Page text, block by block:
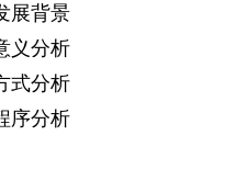
展背景
义分析
式分析
序分析